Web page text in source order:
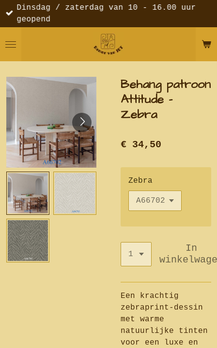
Ga
direct
de
Dinsdag / zaterdag van 10 - 16.00 uur
geopend
Behang patroon
Attitude -
Zebra
€ 34,50
Zebra
In
Een krachtig
zebraprint-dessin
met warme
natuurlijke tinten
voor een luxe en